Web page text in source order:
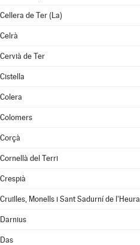
Cellera de Ter (La)
Celrà
Cervià de Ter
Cistella
Colera
Colomers
Corçà
Cornellà del Terri
Crespià
Cruïlles, Monells i Sant Sadurní de l'Heura
Darnius
Das